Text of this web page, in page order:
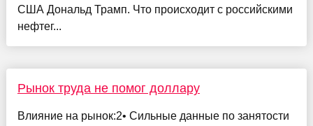
США Дональд Трамп. Что происходит с российскими
нефтег...
Рынок труда не помог доллару
Влияние на рынок:2• Сильные данные по занятости